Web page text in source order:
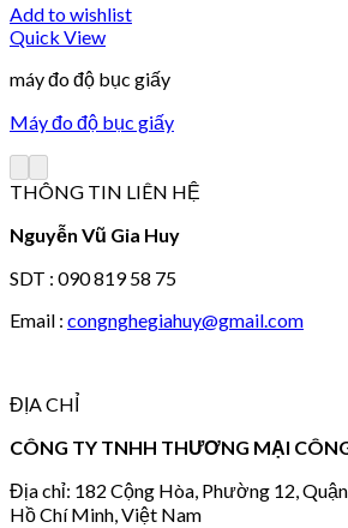
Add to wishlist
Quick View
máy đo độ bục giấy
Máy đo độ bục giấy
THÔNG TIN LIÊN HỆ
Nguyễn Vũ Gia Huy
SDT : 090 819 58 75
Email : congnghegiahuy@gmail.com
ĐỊA CHỈ
CÔNG TY TNHH THƯƠNG MẠI
Địa chỉ: 182 Cộng Hòa, Phường 12,
Hồ Chí Minh, Việt Nam